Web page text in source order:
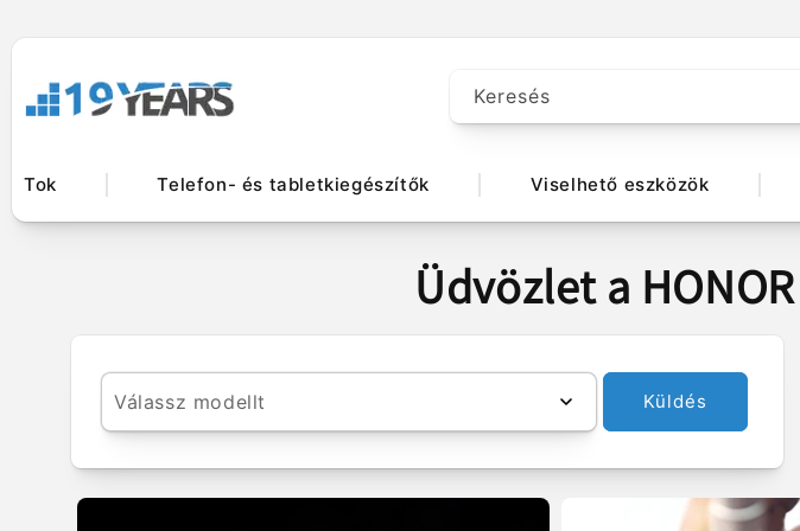
Keresés
Tok Telefon- és tabletkiegészítők Viselhető eszközök
Üdvözlet a
Válassz modellt Küldés